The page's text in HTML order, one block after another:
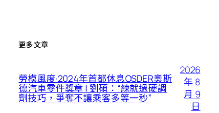
更多文章
勞模風度·2024年首都休息OSDER奧斯
德汽車零件獎章 | 劉碩：“練就過硬調
劑技巧，爭奪不讓乘客多等一秒”
2026
年 8
月 9
日